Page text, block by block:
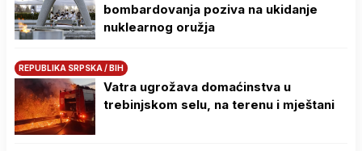
bombardovanja poziva na ukidanje
nuklearnog oružja
REPUBLIKA SRPSKA / BIH
Vatra ugrožava domaćinstva u
trebinjskom selu, na terenu i mještani